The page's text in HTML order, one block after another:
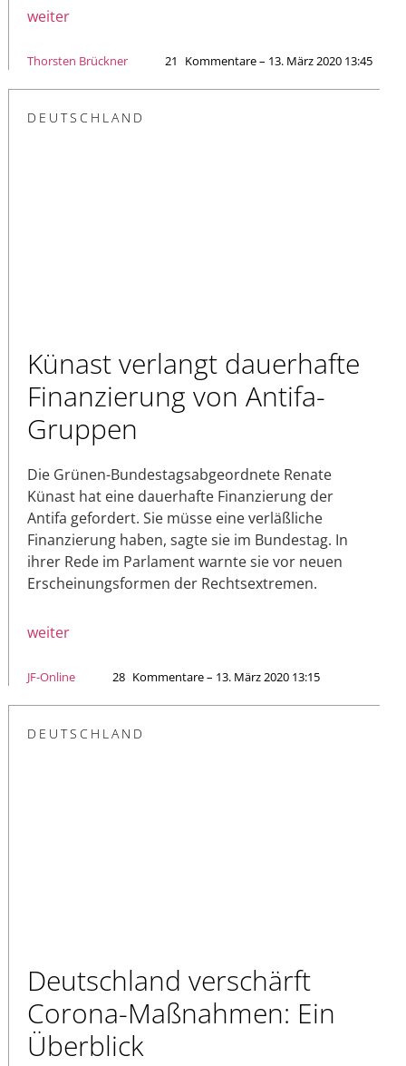
weiter
Thorsten Brückner 21 Kommentare – 13. März 2020 13:45
DEUTSCHLAND
Künast verlangt dauerhafte
Finanzierung von Antifa-
Gruppen
Die Grünen-Bundestagsabgeordnete Renate
Künast hat eine dauerhafte Finanzierung der
Antifa gefordert. Sie müsse eine verläßliche
Finanzierung haben, sagte sie im Bundestag. In
ihrer Rede im Parlament warnte sie vor neuen
Erscheinungsformen der Rechtsextremen.
weiter
JF-Online 28 Kommentare – 13. März 2020 13:15
DEUTSCHLAND
Deutschland verschärft
Corona-Maßnahmen: Ein
Überblick